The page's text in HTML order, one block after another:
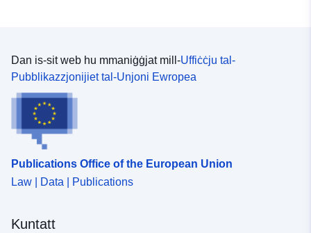
Dan is-sit web hu mmaniġġjat mill-Uffiċċju tal-
Pubblikazzjonijiet tal-Unjoni Ewropea
Publications Office of the European Union
Law | Data | Publications
Kuntatt